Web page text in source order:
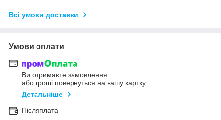
Всі умови доставки
Умови оплати
Ви отримаєте замовлення
або гроші повернуться на вашу картку
Детальніше
Післяплата